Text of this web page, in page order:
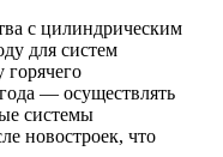
с цилиндрическим
для систем
горячего
— осуществлять
системы
новостроек, что